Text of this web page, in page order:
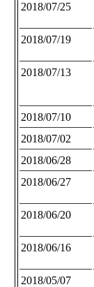
2018/07/25
2018/07/19
2018/07/13
2018/07/10
2018/07/02
2018/06/28
2018/06/27
2018/06/20
2018/06/16
2018/05/07